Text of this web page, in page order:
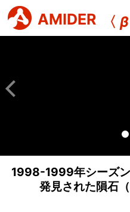
AMIDER 〈β
1998-1999年シーズ
発見された隕石